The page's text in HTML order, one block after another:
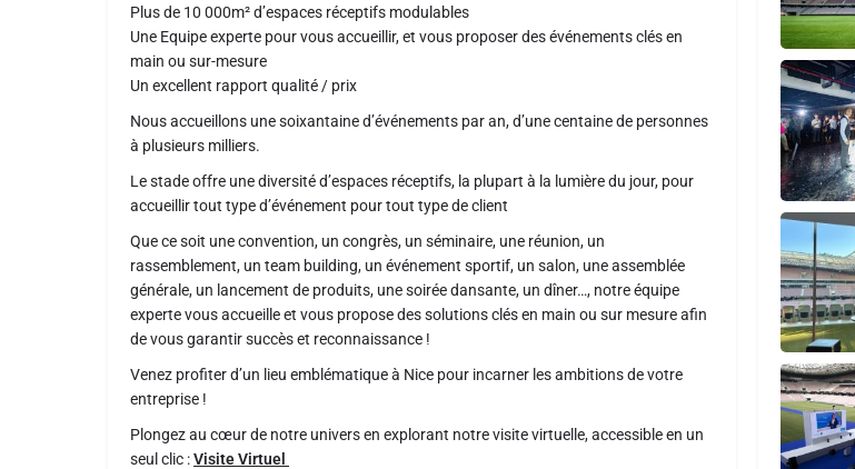
Plus de 10 000m² d’espaces réceptifs modulables
Une Equipe experte pour vous accueillir, et vous proposer des événements clés en
main ou sur-mesure
Un excellent rapport qualité / prix
Nous accueillons une soixantaine d’événements par an, d’une centaine de personnes
à plusieurs milliers.
Le stade offre une diversité d’espaces réceptifs, la plupart à la lumière du jour, pour
accueillir tout type d’événement pour tout type de client
Que ce soit une convention, un congrès, un séminaire, une réunion, un
rassemblement, un team building, un événement sportif, un salon, une assemblée
générale, un lancement de produits, une soirée dansante, un dîner…, notre équipe
experte vous accueille et vous propose des solutions clés en main ou sur mesure afin
de vous garantir succès et reconnaissance !
Venez profiter d’un lieu emblématique à Nice pour incarner les ambitions de votre
entreprise !
Plongez au cœur de notre univers en explorant notre visite virtuelle, accessible en un
seul clic :Visite Virtuel